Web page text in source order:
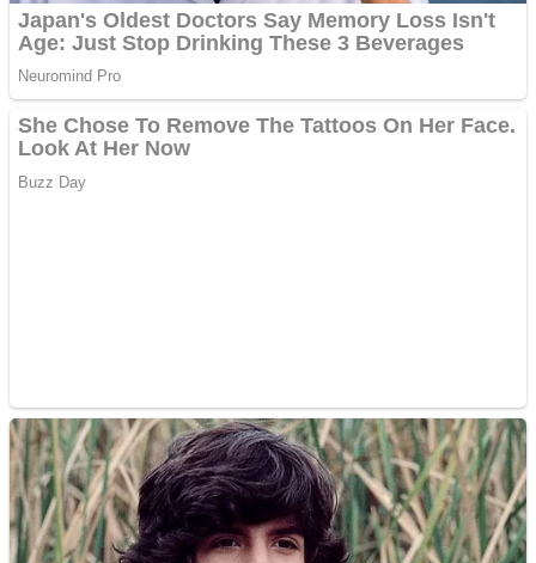
Ofera def între special
Pastorul Liviu Radu a
trecut la Domnul